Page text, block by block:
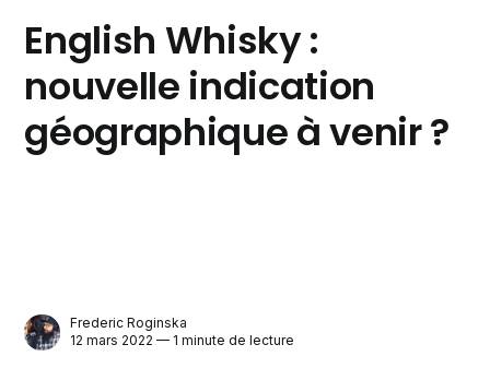
English Whisky :
nouvelle indication
géographique à venir ?
Frederic Roginska
12 mars 2022 — 1 minute de lecture